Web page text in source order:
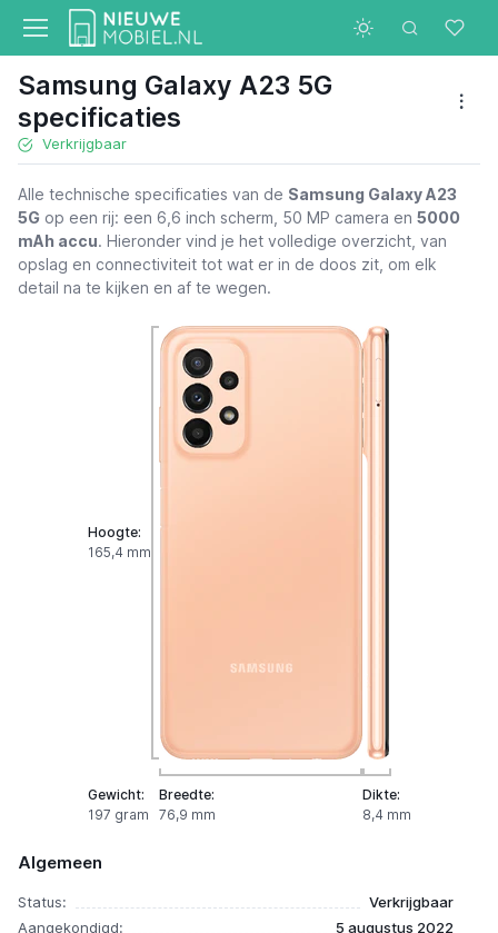
Samsung Galaxy A23 5G
specificaties
Verkrijgbaar
Alle technische specificaties van de Samsung Galaxy A23
5G op een rij: een 6,6 inch scherm, 50 MP camera en 5000
mAh accu. Hieronder vind je het volledige overzicht, van
opslag en connectiviteit tot wat er in de doos zit, om elk
detail na te kijken en af te wegen.
Hoogte:
165,4 mm
Gewicht:
197 gram
Breedte:
76,9 mm
Dikte:
8,4 mm
Algemeen
Status:
Verkrijgbaar
Aangekondigd:
5 augustus 2022